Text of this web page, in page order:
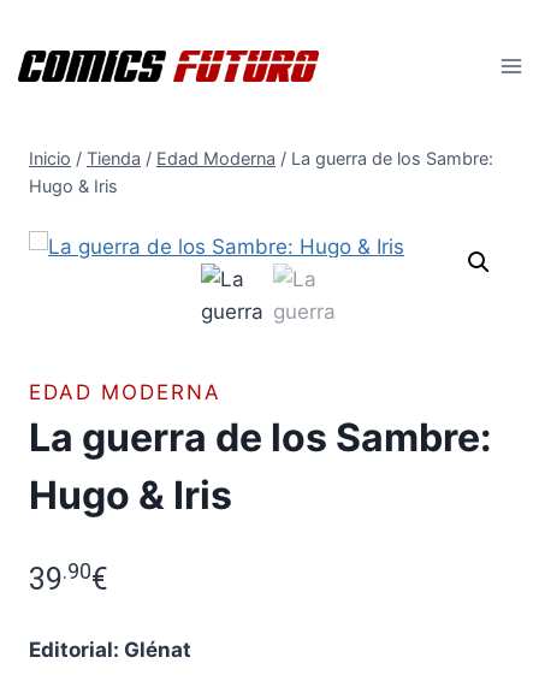
contenido
Inicio / Tienda / Edad Moderna / La guerra de los Sambre:
Hugo & Iris
EDAD MODERNA
La guerra de los Sambre:
Hugo & Iris
39.90€
Editorial: Glénat